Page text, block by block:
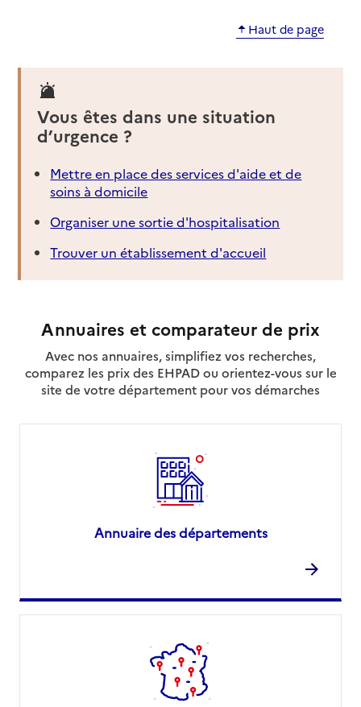
Haut de page
Vous êtes dans une situation
d’urgence ?
Mettre en place des services d'aide et de
soins à domicile
Organiser une sortie d'hospitalisation
Trouver un établissement d'accueil
Annuaires et comparateur de prix
Avec nos annuaires, simplifiez vos recherches,
comparez les prix des EHPAD ou orientez-vous sur le
site de votre département pour vos démarches
Annuaire des départements